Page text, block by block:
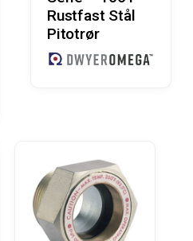
Rustfast Stål
Pitotrør